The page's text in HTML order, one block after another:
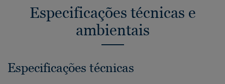
Especificações técnicas e
ambientais
Especificações técnicas